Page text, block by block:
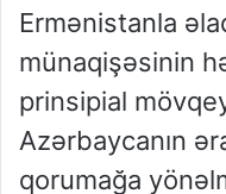
Ermənistanla
münaqişəsinin
prinsipial
Azərbaycanın
qorumağa